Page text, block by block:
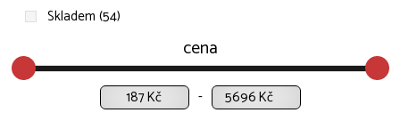
Skladem (54)
cena
Kč Kč